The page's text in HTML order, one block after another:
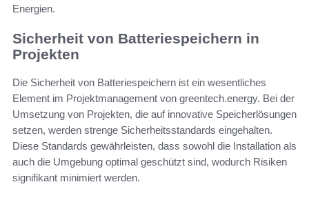
Energien.
Sicherheit von Batteriespeichern in
Projekten
Die Sicherheit von Batteriespeichern ist ein wesentliches
Element im Projektmanagement von greentech.energy. Bei der
Umsetzung von Projekten, die auf innovative Speicherlösungen
setzen, werden strenge Sicherheitsstandards eingehalten.
Diese Standards gewährleisten, dass sowohl die Installation als
auch die Umgebung optimal geschützt sind, wodurch Risiken
signifikant minimiert werden.